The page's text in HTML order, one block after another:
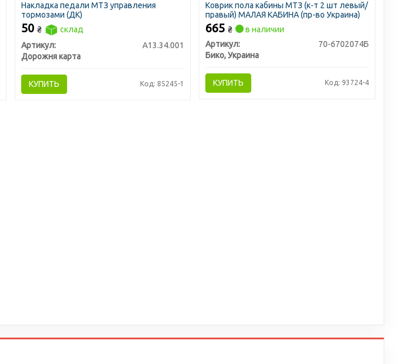
Накладка педали МТЗ управления
тормозами (ДК)
50 ₴
склад
Артикул:
А13.34.001
Дорожня карта
КУПИТЬ Код: 85245-1
Коврик пола кабины МТЗ (к-т 2 шт левый/
правый) МАЛАЯ КАБИНА (пр-во Украина)
665₴
в наличии
Артикул:
70-6702074Б
Бико, Украина
КУПИТЬ Код: 93724-4